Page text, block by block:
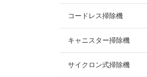
コードレス掃除機
キャニスター掃除機
サイクロン式掃除機